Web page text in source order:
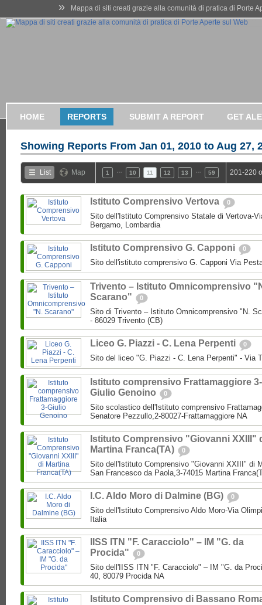
» Mappa di siti creati grazie alla comunità di pratica di Porte
HOME REPORTS SUBMIT A REPORT GET
Showing Reports From Jan 01, 2010 to Aug 27,
List Map 1 10 11 12 13 59 201-220
Istituto Comprensivo Vertova 0
Sito dell'Istituto Comprensivo Statale di Vertova-
Bergamo, Lombardia
Istituto Comprensivo G. Capponi 0
Sito dell'istituto comprensivo G. Capponi Via
Trivento – Istituto Omnicomprensivo
Scarano"
0
Sito di Trivento – Istituto Omnicomprensivo "N.
- 86029 Trivento (CB)
Liceo G. Piazzi - C. Lena Perpenti 0
Sito del liceo "G. Piazzi - C. Lena Perpenti" - Via
Istituto comprensivo Frattamaggiore 3-
Giulio Genoino
0
Sito scolastico dell'Istituto comprensivo
Senatore Pezzullo,2-80027-Frattamaggiore NA
Istituto Comprensivo "Giovanni XXIII"
Martina Franca(TA)
0
Sito dell'Istituto Comprensivo "Giovanni XXIII" di
San Francesco da Paola,3-74015 Martina
I.C. Aldo Moro di Dalmine (BG) 0
Sito dell'Istituto Comprensivo Aldo Moro-Via
Italia
IISS ITN "F. Caracciolo" – IM "G. da
Procida"
0
Sito dell'IISS ITN "F. Caracciolo" – IM "G. da
40, 80079 Procida NA
Istituto Comprensivo di Bassano